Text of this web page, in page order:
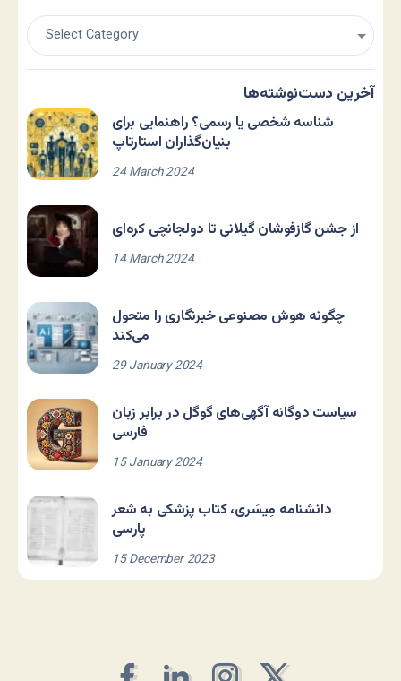
آخرین دست‌نوشته‌ها
شناسه شخصی یا رسمی؟ راهنمایی برای
بنیان‌گذاران استارتاپ
24 March 2024
از جشن گازفوشان گیلانی تا دولجانچی کره‌ای
14 March 2024
چگونه هوش مصنوعی خبرنگاری را متحول
می‌کند
29 January 2024
سیاست دوگانه آگهی‌های گوگل در برابر زبان
فارسی
15 January 2024
دانشنامه مِیسَری، کتاب پزشکی به شعر
پارسی
15 December 2023